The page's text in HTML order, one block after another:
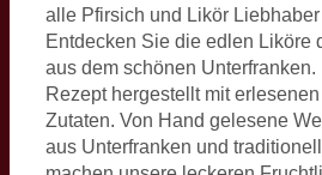
alle Pfirsich und Likör
Entdecken Sie die edlen Liköre
aus dem schönen
Rezept hergestellt mit
Zutaten. Von Hand gelesene
aus Unterfranken und